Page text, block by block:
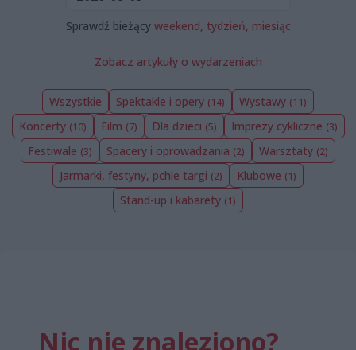
Sprawdź bieżący weekend, tydzień, miesiąc
Zobacz artykuły o wydarzeniach
Wszystkie Spektakle i opery (14) Wystawy (11)
Koncerty (10) Film (7) Dla dzieci (5) Imprezy cykliczne (3)
Festiwale (3) Spacery i oprowadzania (2) Warsztaty (2)
Jarmarki, festyny, pchle targi (2) Klubowe (1)
Stand-up i kabarety (1)
Nic nie znaleziono?